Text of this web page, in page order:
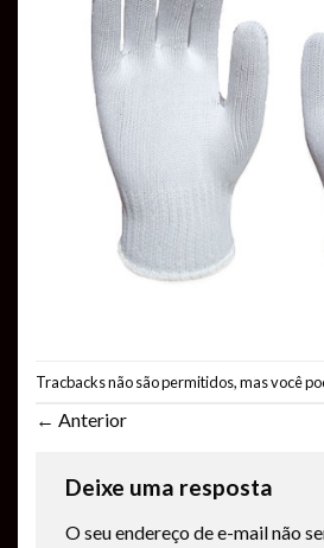
Tracbacks não são permitidos, mas você
← Anterior
Deixe uma resposta
O seu endereço de e-mail não